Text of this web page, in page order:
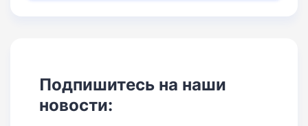
Подпишитесь на наши
новости: